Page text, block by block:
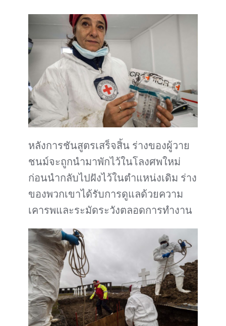
หลังการชันสูตรเสร็จสิ้น ร่างของผู้วาย
ชนม์จะถูกนำมาพักไว้ในโลงศพใหม่
ก่อนนำกลับไปฝังไว้ในตำแหน่งเดิม ร่าง
ของพวกเขาได้รับการดูแลด้วยความ
เคารพและระมัดระวังตลอดการทำงาน